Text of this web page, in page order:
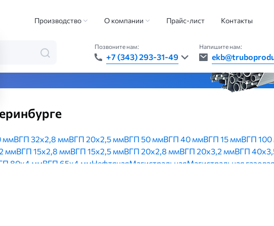
Производство О компании Прайс-лист Контакты
Позвоните нам:
+7 (343) 293-31-49
Напишите нам:
— быстро, точно, везде
ммВГП 32х2,8 ммВГП 20х2,5 ммВГП 50 ммВГП 40 ммВГП 15 ммВГП
ммВГП 15х2,8 ммВГП 15х2,5 ммВГП 20х2,8 ммВГП 20х3,2 ммВГП
80х4 ммВГП 65х4 ммНефтянаяМагистральнаяМагистральная газовая